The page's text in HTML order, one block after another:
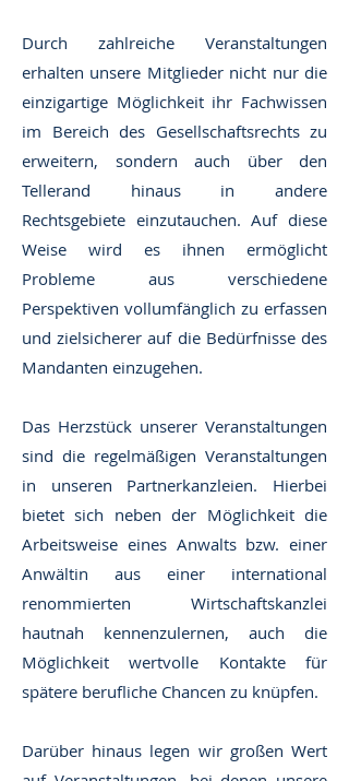
Durch zahlreiche Veranstaltungen
erhalten unsere Mitglieder nicht nur die
einzigartige Möglichkeit ihr Fachwissen
im Bereich des Gesellschaftsrechts zu
erweitern, sondern auch über den
Tellerand hinaus in andere
Rechtsgebiete einzutauchen. Auf diese
Weise wird es ihnen ermöglicht
Probleme aus verschiedene
Perspektiven vollumfänglich zu erfassen
und zielsicherer auf die Bedürfnisse des
Mandanten einzugehen.
Das Herzstück unserer Veranstaltungen
sind die regelmäßigen Veranstaltungen
in unseren Partnerkanzleien. Hierbei
bietet sich neben der Möglichkeit die
Arbeitsweise eines Anwalts bzw. einer
Anwältin aus einer international
renommierten Wirtschaftskanzlei
hautnah kennenzulernen, auch die
Möglichkeit wertvolle Kontakte für
spätere berufliche Chancen zu knüpfen.
Darüber hinaus legen wir großen Wert